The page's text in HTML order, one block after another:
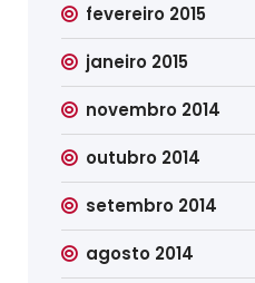
fevereiro 2015
janeiro 2015
novembro 2014
outubro 2014
setembro 2014
agosto 2014